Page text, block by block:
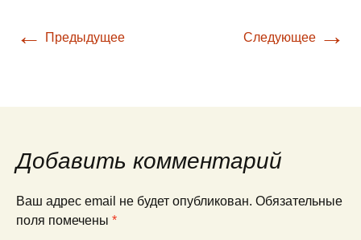
← Предыдущее Следующее →
Добавить комментарий
Ваш адрес email не будет опубликован. Обязательные
поля помечены *